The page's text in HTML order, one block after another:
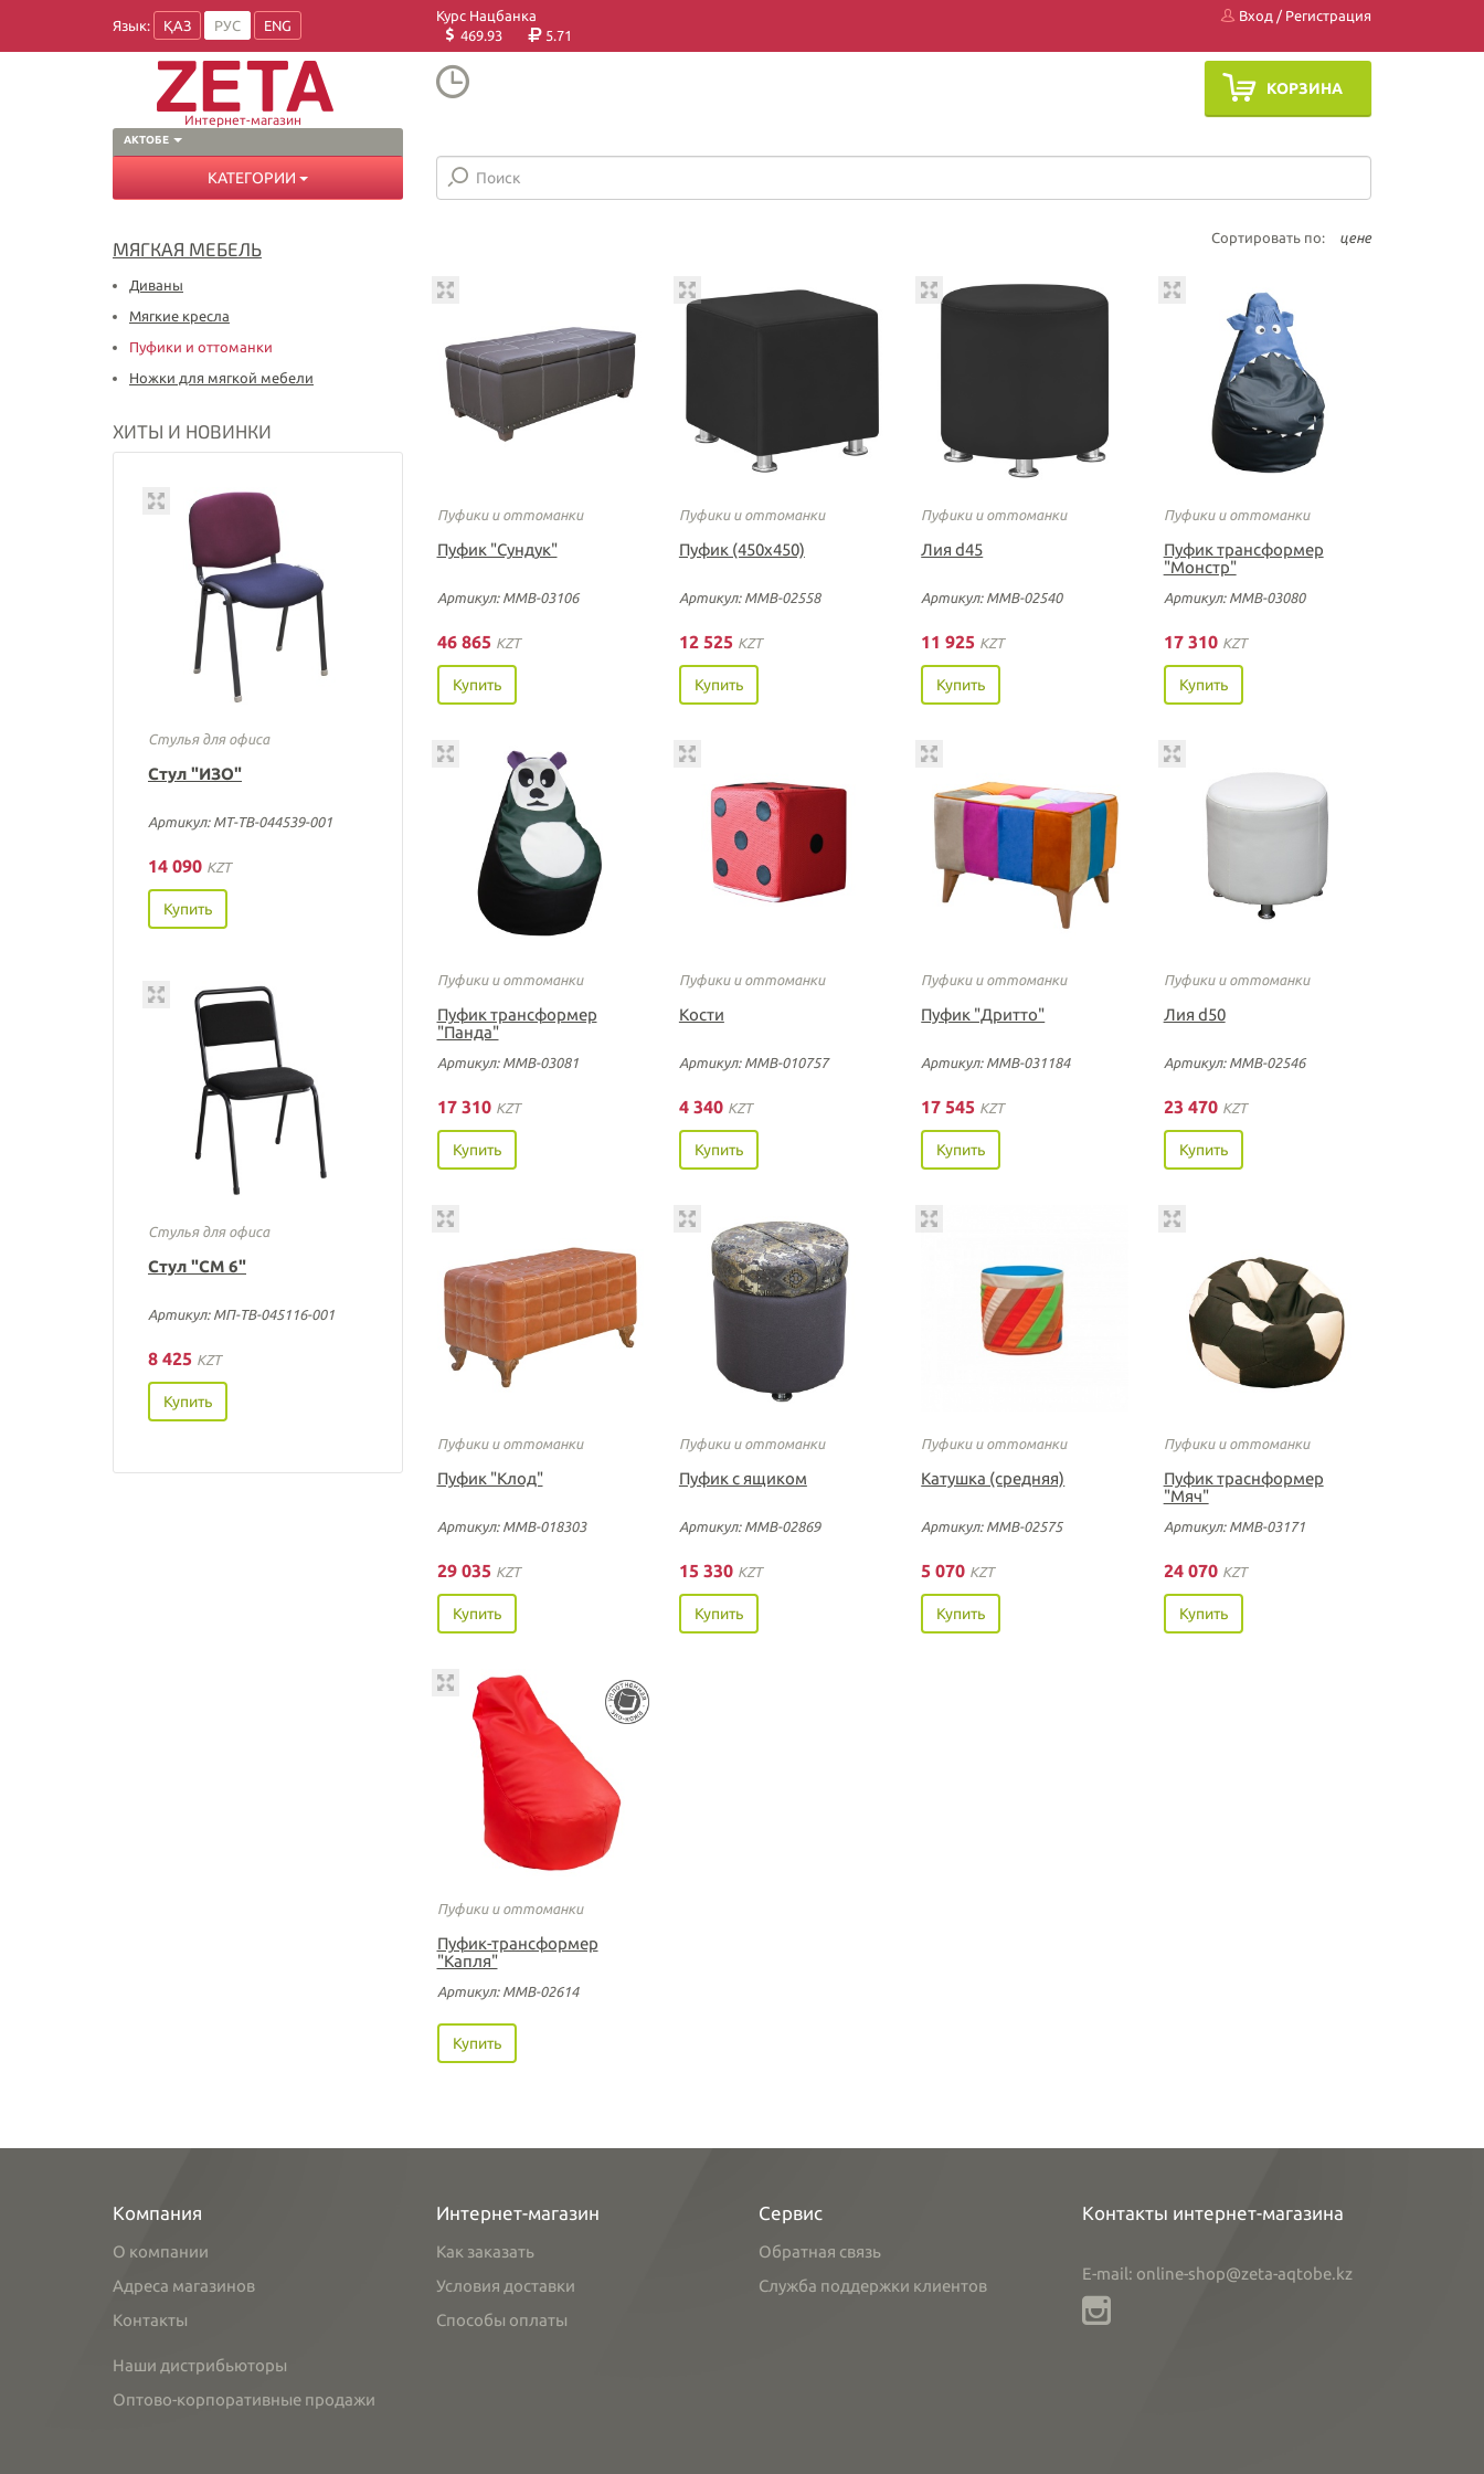
Язык: ҚАЗ РУС ENG
Курс Нацбанка
469.93
5.71
Вход / Регистрация
АКТОБЕ
Интернет-магазин
КОРЗИНА
КАТЕГОРИИ
МЯГКАЯ МЕБЕЛЬ
Диваны
Мягкие кресла
Пуфики и оттоманки
Ножки для мягкой мебели
ХИТЫ И НОВИНКИ
Стулья для офиса
Стул "ИЗО"
Артикул: МТ-ТВ-044539-001
14 090 KZT
Купить
Стулья для офиса
Стул "СМ 6"
Артикул: МП-ТВ-045116-001
8 425 KZT
Купить
Сортировать по: цене
Пуфики и оттоманки
Пуфик "Сундук"
Артикул: ММВ-03106
46 865 KZT
Купить
Пуфики и оттоманки
Пуфик (450х450)
Артикул: ММВ-02558
12 525 KZT
Купить
Пуфики и оттоманки
Лия d45
Артикул: ММВ-02540
11 925 KZT
Купить
Пуфики и оттоманки
Пуфик трансформер
"Монстр"
Артикул: ММВ-03080
17 310 KZT
Купить
Пуфики и оттоманки
Пуфик трансформер
"Панда"
Артикул: ММВ-03081
17 310 KZT
Купить
Пуфики и оттоманки
Кости
Артикул: ММВ-010757
4 340 KZT
Купить
Пуфики и оттоманки
Пуфик "Дритто"
Артикул: ММВ-031184
17 545 KZT
Купить
Пуфики и оттоманки
Лия d50
Артикул: ММВ-02546
23 470 KZT
Купить
Пуфики и оттоманки
Пуфик "Клод"
Артикул: ММВ-018303
29 035 KZT
Купить
Пуфики и оттоманки
Пуфик с ящиком
Артикул: ММВ-02869
15 330 KZT
Купить
Пуфики и оттоманки
Катушка (средняя)
Артикул: ММВ-02575
5 070 KZT
Купить
Пуфики и оттоманки
Пуфик траснформер
"Мяч"
Артикул: ММВ-03171
24 070 KZT
Купить
Пуфики и оттоманки
Пуфик-трансформер
"Капля"
Артикул: ММВ-02614
Купить
Компания
О компании
Адреса магазинов
Контакты
Наши дистрибьюторы
Оптово-корпоративные продажи
Интернет-магазин
Как заказать
Условия доставки
Способы оплаты
Сервис
Обратная связь
Служба поддержки клиентов
Контакты интернет-магазина
E-mail: online-shop@zeta-aqtobe.kz